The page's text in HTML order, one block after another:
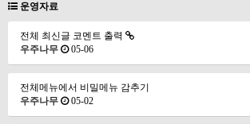
운영자료
전체 최신글 코멘트 출력
우주나무
05-06
전체메뉴에서 비밀메뉴 감추기
우주나무
05-02